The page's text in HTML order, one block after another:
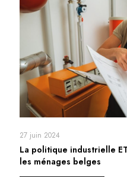
27 juin 2024
La politique industrielle
les ménages belges